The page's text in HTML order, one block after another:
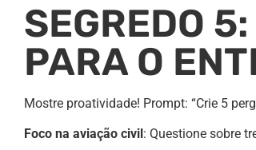
SEGREDO
PARA O
Mostre proatividade! Prompt: “Crie 5
Foco na aviação civil : Questione sobre